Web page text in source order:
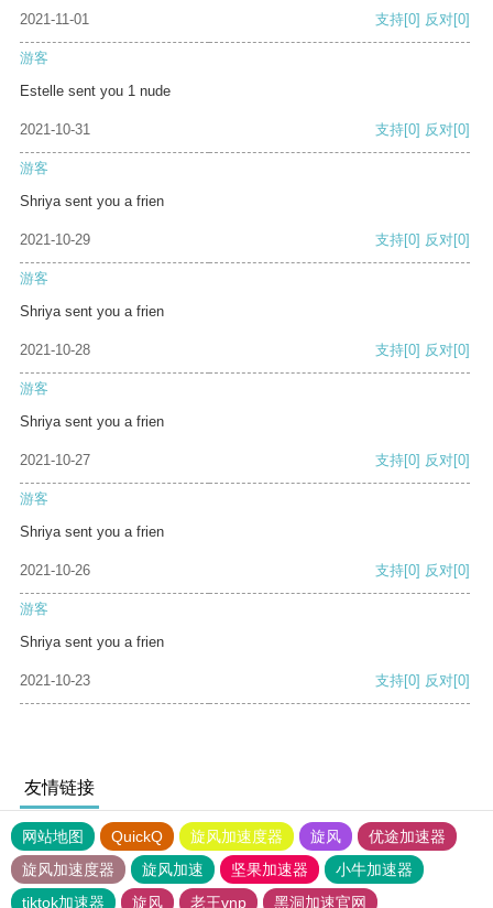
2021-11-01 支持[0] 反对[0]
游客
Estelle sent you 1 nude
2021-10-31 支持[0] 反对[0]
游客
Shriya sent you a frien
2021-10-29 支持[0] 反对[0]
游客
Shriya sent you a frien
2021-10-28 支持[0] 反对[0]
游客
Shriya sent you a frien
2021-10-27 支持[0] 反对[0]
游客
Shriya sent you a frien
2021-10-26 支持[0] 反对[0]
游客
Shriya sent you a frien
2021-10-23 支持[0] 反对[0]
友情链接
网站地图 QuickQ 旋风加速度器 旋风
优途加速器
旋风加速度器
旋风加速 坚果加速器
小牛加速器
tiktok加速器
旋风 老王vnp 黑洞加速官网